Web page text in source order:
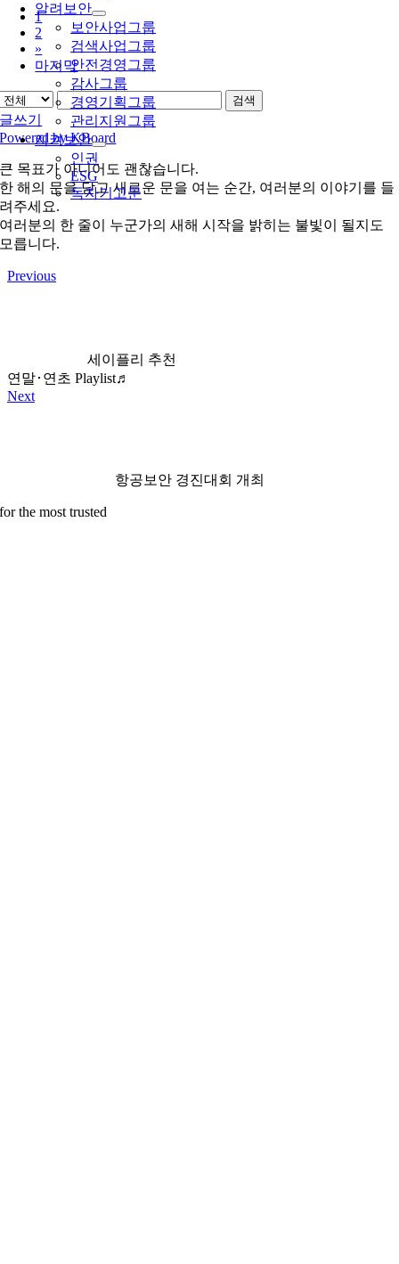
알려보안
보안사업그룹
검색사업그룹
안전경영그룹
감사그룹
경영기획그룹
관리지원그룹
지켜보안
인권
ESG
독자기고문
1
2
»
마지막
검색
글쓰기
Powered by KBoard
큰 목표가 아니어도 괜찮습니다.
한 해의 문을 닫고 새로운 문을 여는 순간, 여러분의 이야기를 들
려주세요.
여러분의 한 줄이 누군가의 새해 시작을 밝히는 불빛이 될지도
모릅니다.
Previous
세이플리 추천
연말･연초 Playlist♬
Next
항공보안 경진대회 개최
for the most trusted